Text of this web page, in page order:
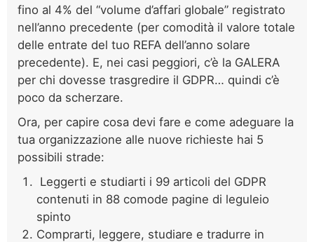
fino al 4% del “volume d’affari globale” registrato
nell’anno precedente (per comodità il valore totale
delle entrate del tuo REFA dell’anno solare
precedente). E, nei casi peggiori, c’è la GALERA
per chi dovesse trasgredire il GDPR… quindi c’è
poco da scherzare.
Ora, per capire cosa devi fare e come adeguare la
tua organizzazione alle nuove richieste hai 5
possibili strade:
Leggerti e studiarti i 99 articoli del GDPR
contenuti in 88 comode pagine di leguleio
spinto
Comprarti, leggere, studiare e tradurre in